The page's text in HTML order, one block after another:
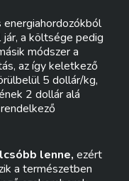
a költsége pedig
módszer a
az így keletkező
5 dollár/kg,
2 dollár alá
lenne, ezért
a természetben